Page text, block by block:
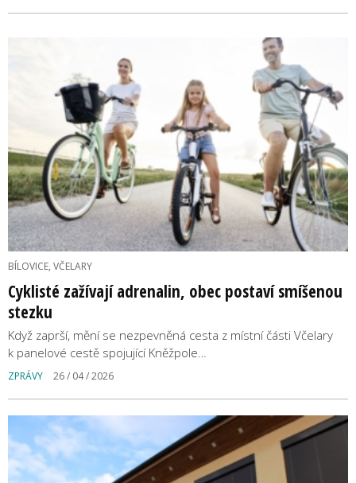
BÍLOVICE, VČELARY
Cyklisté zažívají adrenalin, obec postaví smíšenou
stezku
Když zaprší, mění se nezpevněná cesta z místní části Včelary
k panelové cestě spojující Kněžpole…
ZPRÁVY 26 / 04 / 2026